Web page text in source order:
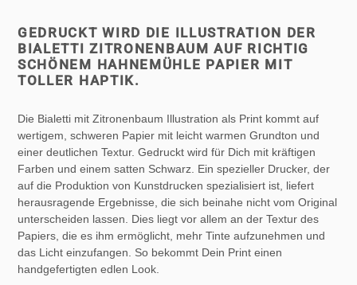
GEDRUCKT WIRD DIE ILLUSTRATION DER
BIALETTI ZITRONENBAUM AUF RICHTIG
SCHÖNEM HAHNEMÜHLE PAPIER MIT
TOLLER HAPTIK.
Die Bialetti mit Zitronenbaum Illustration als Print kommt auf
wertigem, schweren Papier mit leicht warmen Grundton und
einer deutlichen Textur. Gedruckt wird für Dich mit kräftigen
Farben und einem satten Schwarz. Ein spezieller Drucker, der
auf die Produktion von Kunstdrucken spezialisiert ist, liefert
herausragende Ergebnisse, die sich beinahe nicht vom Original
unterscheiden lassen. Dies liegt vor allem an der Textur des
Papiers, die es ihm ermöglicht, mehr Tinte aufzunehmen und
das Licht einzufangen. So bekommt Dein Print einen
handgefertigten edlen Look.